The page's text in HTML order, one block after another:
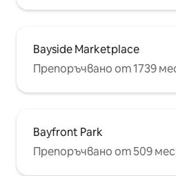
Bayside Marketplace
Препоръчвано от 1739
Bayfront Park
Препоръчвано от 509